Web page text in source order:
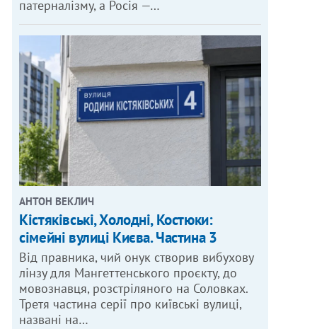
патерналізму, а Росія —…
АНТОН ВЕКЛИЧ
Кістяківські, Холодні, Костюки:
сімейні вулиці Києва. Частина 3
Від правника, чий онук створив вибухову
лінзу для Мангеттенського проєкту, до
мовознавця, розстріляного на Соловках.
Третя частина серії про київські вулиці,
названі на…